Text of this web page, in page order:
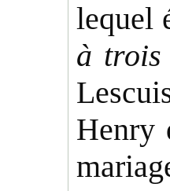
lequel
à trois
Henry